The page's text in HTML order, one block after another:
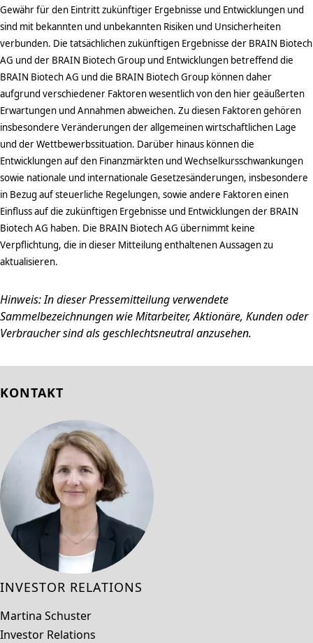
Gewähr für den Eintritt zukünftiger Ergebnisse und Entwicklungen und
sind mit bekannten und unbekannten Risiken und Unsicherheiten
verbunden. Die tatsächlichen zukünftigen Ergebnisse der BRAIN Biotech
AG und der BRAIN Biotech Group und Entwicklungen betreffend die
BRAIN Biotech AG und die BRAIN Biotech Group können daher
aufgrund verschiedener Faktoren wesentlich von den hier geäußerten
Erwartungen und Annahmen abweichen. Zu diesen Faktoren gehören
insbesondere Veränderungen der allgemeinen wirtschaftlichen Lage
und der Wettbewerbssituation. Darüber hinaus können die
Entwicklungen auf den Finanzmärkten und Wechselkursschwankungen
sowie nationale und internationale Gesetzesänderungen, insbesondere
in Bezug auf steuerliche Regelungen, sowie andere Faktoren einen
Einfluss auf die zukünftigen Ergebnisse und Entwicklungen der BRAIN
Biotech AG haben. Die BRAIN Biotech AG übernimmt keine
Verpflichtung, die in dieser Mitteilung enthaltenen Aussagen zu
aktualisieren.
Hinweis: In dieser Pressemitteilung verwendete
Sammelbezeichnungen wie Mitarbeiter, Aktionäre, Kunden oder
Verbraucher sind als geschlechtsneutral anzusehen.
KONTAKT
INVESTOR RELATIONS
Martina Schuster
Investor Relations